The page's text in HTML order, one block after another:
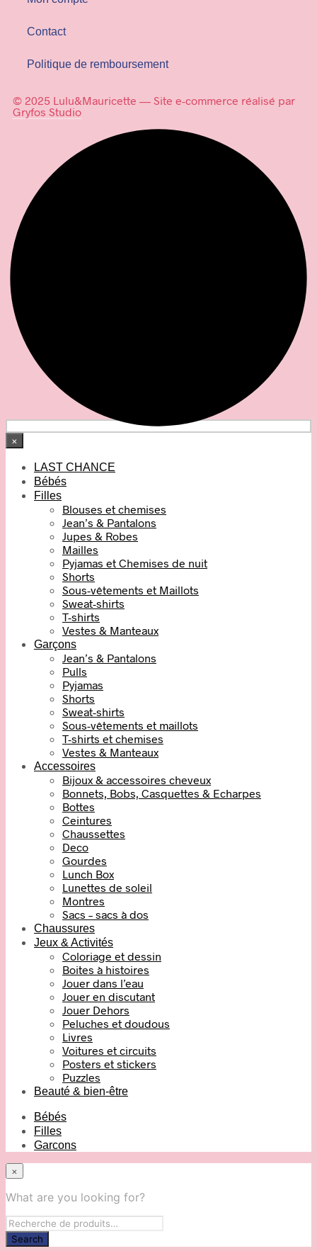
Contact
Politique de remboursement
© 2025 Lulu&Mauricette — Site e-commerce réalisé par
Gryfos Studio
×
LAST CHANCE
Bébés
Filles
Blouses et chemises
Jean’s & Pantalons
Jupes & Robes
Mailles
Pyjamas et Chemises de nuit
Shorts
Sous-vêtements et Maillots
Sweat-shirts
T-shirts
Vestes & Manteaux
Garçons
Jean’s & Pantalons
Pulls
Pyjamas
Shorts
Sweat-shirts
Sous-vêtements et maillots
T-shirts et chemises
Vestes & Manteaux
Accessoires
Bijoux & accessoires cheveux
Bonnets, Bobs, Casquettes & Echarpes
Bottes
Ceintures
Chaussettes
Deco
Gourdes
Lunch Box
Lunettes de soleil
Montres
Sacs – sacs à dos
Chaussures
Jeux & Activités
Coloriage et dessin
Boites à histoires
Jouer dans l’eau
Jouer en discutant
Jouer Dehors
Peluches et doudous
Livres
Voitures et circuits
Posters et stickers
Puzzles
Beauté & bien-être
Bébés
Filles
Garcons
×
What are you looking for?